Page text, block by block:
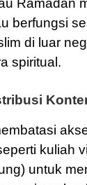
Ramadan
berfungsi
di luar
spiritual.
kuliah
untuk